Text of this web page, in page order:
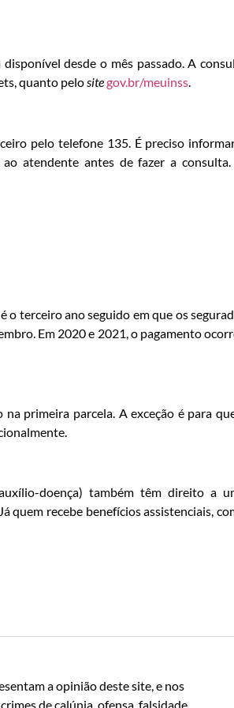
desde o mês passado. A
quanto pelo sitegov.br/meuinss
pelo telefone 135. É preciso
atendente antes de fazer a
o terceiro ano seguido em que os
Em 2020 e 2021, o pagamento
primeira parcela. A exceção é para
doença) também têm direito a
quem recebe benefícios assistenciais,
a opinião deste site, e nos
de calúnia, ofensa, falsidade